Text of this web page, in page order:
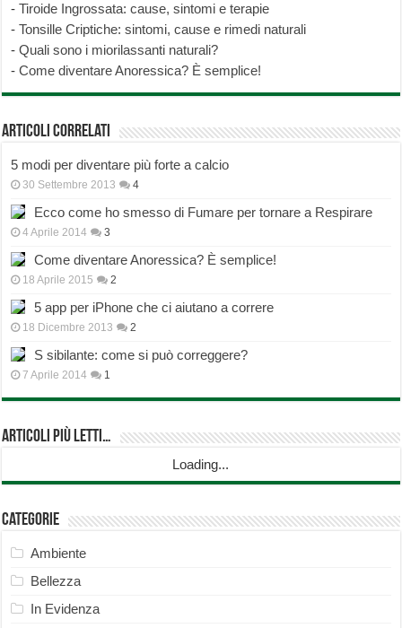
-Tiroide Ingrossata: cause, sintomi e terapie
-Tonsille Criptiche: sintomi, cause e rimedi naturali
-Quali sono i miorilassanti naturali?
-Come diventare Anoressica? È semplice!
Articoli correlati
5 modi per diventare più forte a calcio
30 Settembre 2013 4
Ecco come ho smesso di Fumare per tornare a Respirare
4 Aprile 2014 3
Come diventare Anoressica? È semplice!
18 Aprile 2015 2
5 app per iPhone che ci aiutano a correre
18 Dicembre 2013 2
S sibilante: come si può correggere?
7 Aprile 2014 1
Articoli più Letti…
Loading...
Categorie
Ambiente
Bellezza
In Evidenza